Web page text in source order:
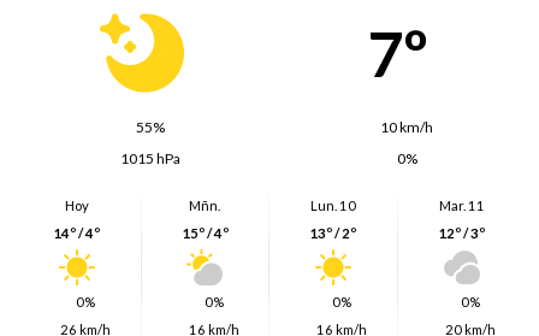
7º
55%
10 km/h
1015 hPa
0%
Hoy
14º / 4º
0%
26 km/h
Mñn.
15º / 4º
0%
16 km/h
Lun. 10
13º / 2º
0%
16 km/h
Mar. 11
12º / 3º
0%
20 km/h